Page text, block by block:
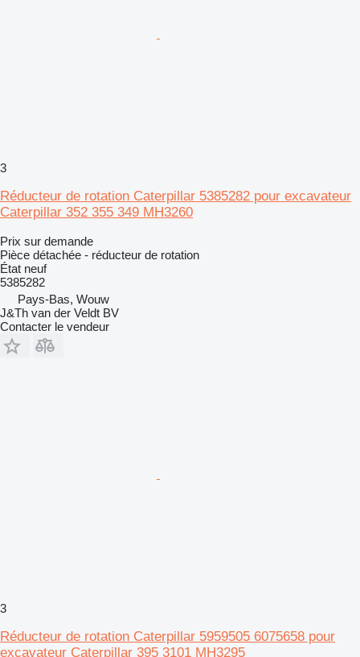
3
Réducteur de rotation Caterpillar 5385282 pour excavateur
Caterpillar 352 355 349 MH3260
Prix sur demande
Pièce détachée - réducteur de rotation
État neuf
5385282
Pays-Bas, Wouw
J&Th van der Veldt BV
Contacter le vendeur
3
Réducteur de rotation Caterpillar 5959505 6075658 pour
excavateur Caterpillar 395 3101 MH3295